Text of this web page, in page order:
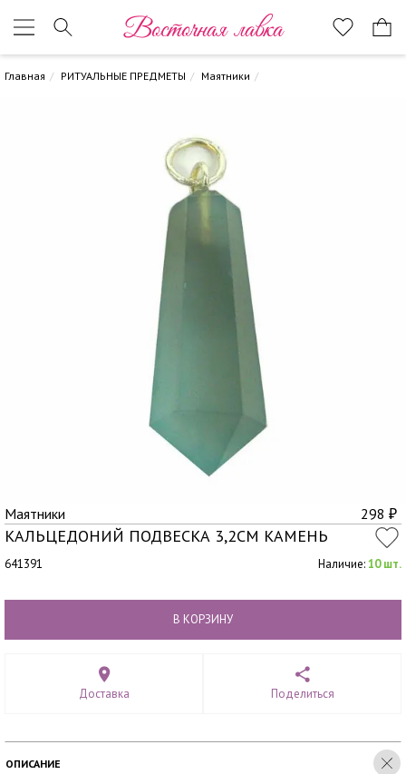
Восточная лавка
Главная РИТУАЛЬНЫЕ ПРЕДМЕТЫ Маятники
Маятники 298 ₽
КАЛЬЦЕДОНИЙ ПОДВЕСКА 3,2СМ КАМЕНЬ
641391 Наличие:10 шт.
В КОРЗИНУ
Доставка Поделиться
ОПИСАНИЕ